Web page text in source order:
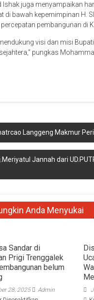
Ishak juga menyampaikan
di bawah kepemimpinan H.
pembangunan di
visi dan misi
pungkas
Langgeng Makmur
Jannah dari
Anda Menyukai
Sandar di
Prigi Trenggalek
belum
28, 2025
Admin